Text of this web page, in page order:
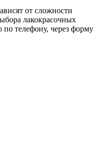
от сложности
лакокрасочных
по телефону, через форму